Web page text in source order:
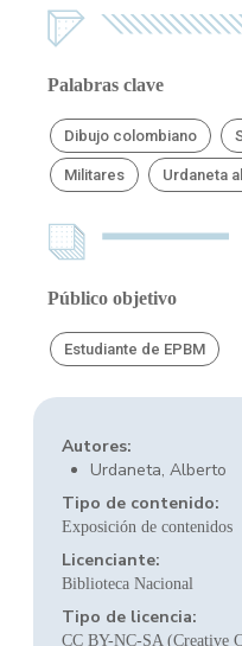
Palabras clave
Dibujo colombiano
Militares Urdaneta
Público objetivo
Estudiante de EPBM
Autores:
Urdaneta, Alberto
Tipo de contenido:
Exposición de contenidos
Licenciante:
Biblioteca Nacional
Tipo de licencia:
CC BY-NC-SA (Creative